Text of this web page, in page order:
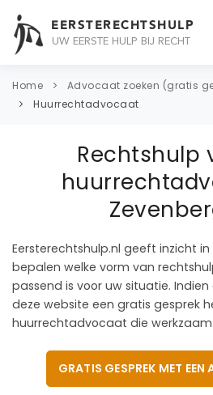
EERSTERECHTSHULP
UW EERSTE HULP BIJ RECHT
ONDERWERPEN
ADVOCAAT
OVER ONS
Home Advocaat zoeken (gratis
Huurrechtadvocaat
Rechtshulp
Eersterechtshulp.nl geeft inzicht
bepalen welke vorm van
passend is voor uw situatie.
deze website een gratis gesprek
huurrechtadvocaat die werkzaam
GRATIS GESPREK MET